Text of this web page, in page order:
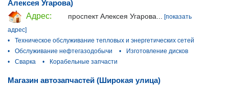
Алексея Угарова)
Адрес:
проспект Алексея Угарова... [показать
адрес]
•
Техническое обслуживание тепловых и энергетических сетей
•
Обслуживание нефтегазодобычи •
Изготовление дисков
•
Сварка • Корабельные запчасти
Магазин автозапчастей (Широкая улица)